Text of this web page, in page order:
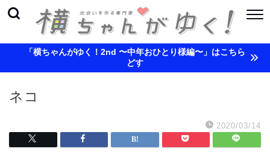
「横ちゃんがゆく！2nd 〜中年おひとり様編〜」はこちら
どす
ネコ
2020/03/14